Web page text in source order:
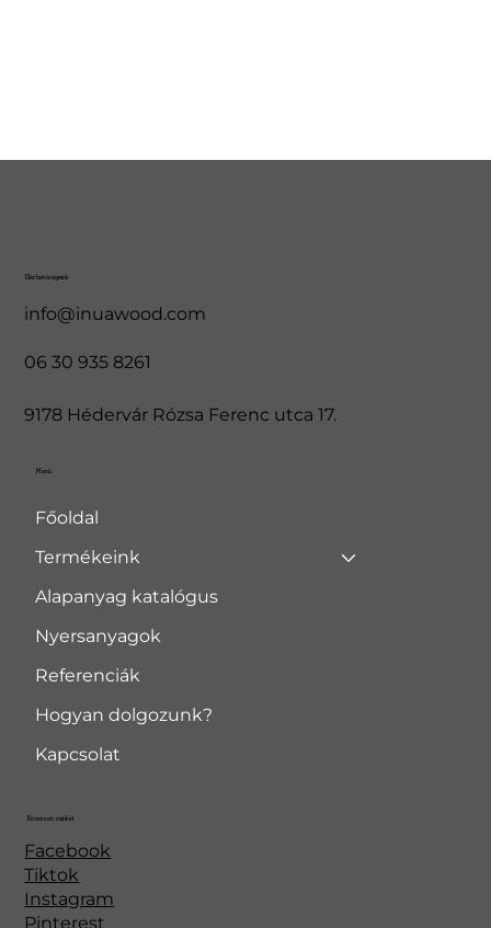
Elérhetőségeink
info@inuawood.com
06 30 935 8261
9178 Hédervár Rózsa Ferenc utca 17.
Menü
Főoldal
Termékeink
Alapanyag katalógus
Nyersanyagok
Referenciák
Hogyan dolgozunk?
Kapcsolat
Facebook
Tiktok
Instagram
Pinterest
Kövessen minket